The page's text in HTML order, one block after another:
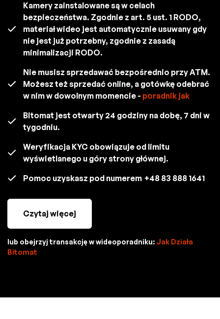
Kamery zainstalowane są w celach
bezpieczeństwa. Zgodnie z art. 5 ust. 1 RODO,
materiał wideo jest automatycznie usuwany gdy
nie jest już potrzebny, zgodnie z zasadą
minimalizacji RODO.
Nie musisz sprzedawać bezpośrednio przy ATM.
Możesz też sprzedać online, a gotówkę odebrać
w nim w dowolnym momencie - poradnik jak
Bitomat jest otwarty 24 godziny na dobę, 7 dni w
tygodniu.
Weryfikacja KYC obowiązuje od limitu
wyświetlanego u góry strony głównej.
Pomoc uzyskasz pod numerem +48 83 888 1641
Czytaj więcej
lub obejrzyj transakcję w wideoporadniku: Jak Działa
Bitomat